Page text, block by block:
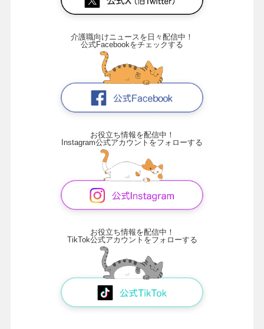
介護職向けニュースを日々配信中！
公式Facebookをチェックする
お役立ち情報を配信中！
Instagram公式アカウントをフォローする
お役立ち情報を配信中！
TikTok公式アカウントをフォローする